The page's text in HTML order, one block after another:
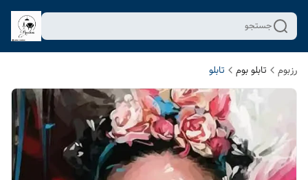
جستجو
رزبوم تابلو بوم تابلو